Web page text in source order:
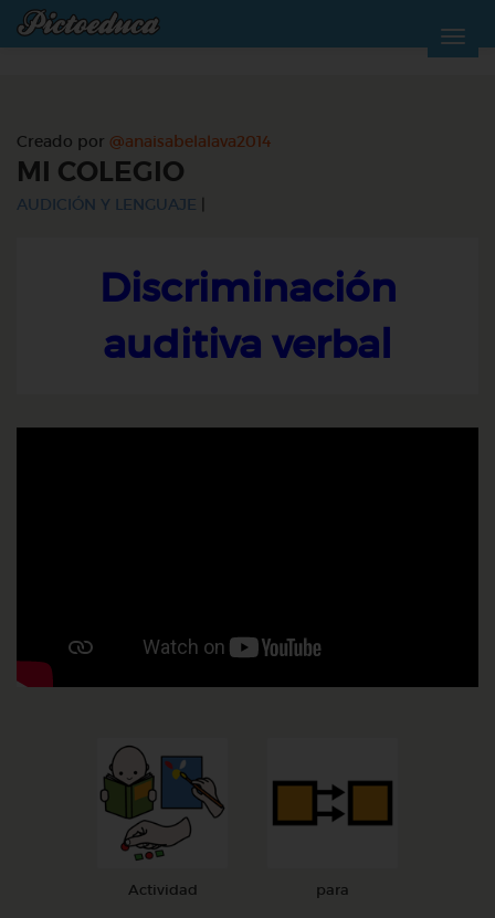
Creado por @anaisabelalava2014
MI COLEGIO
AUDICIÓN Y LENGUAJE
Discriminación
auditiva verbal
Actividad para